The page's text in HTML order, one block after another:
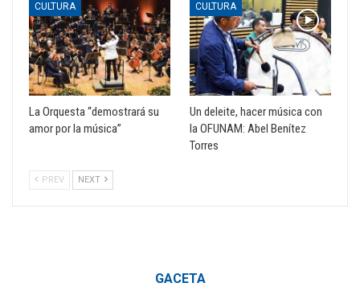
CULTURA
La Orquesta “demostrará su
amor por la música”
CULTURA
Un deleite, hacer música con
la OFUNAM: Abel Benítez
Torres
PREV NEXT
GACETA